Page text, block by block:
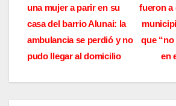
a
v
e
fueron a
que
en
una mujer a parir en su
casa del barrio Alunai: la
ambulancia se perdió y no
pudo llegar al domicilio